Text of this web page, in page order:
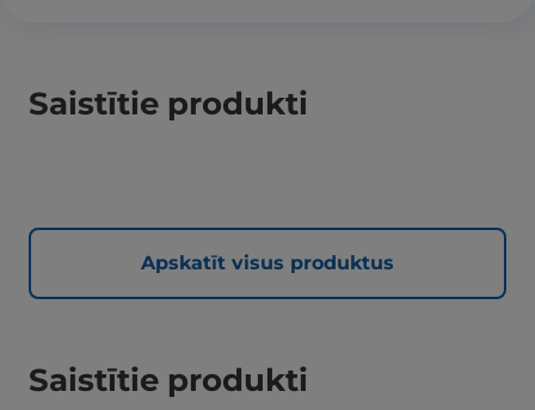
Saistītie produkti
Apskatīt visus produktus
Saistītie produkti